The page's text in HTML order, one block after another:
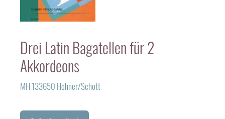
Drei Latin Bagatellen für 2
Akkordeons
MH 133650 Hohner/Schott